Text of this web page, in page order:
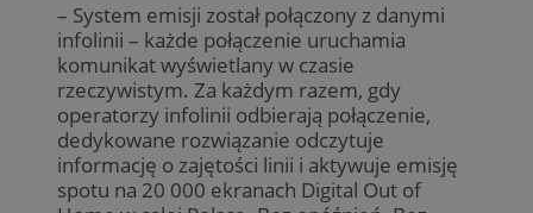
– System emisji został połączony z danymi
infolinii – każde połączenie uruchamia
komunikat wyświetlany w czasie
rzeczywistym. Za każdym razem, gdy
operatorzy infolinii odbierają połączenie,
dedykowane rozwiązanie odczytuje
informację o zajętości linii i aktywuje emisję
spotu na 20 000 ekranach Digital Out of